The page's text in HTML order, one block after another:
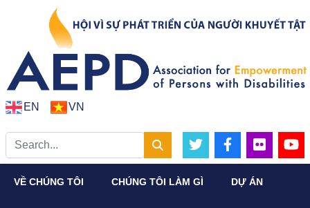
EN VN
VỀ CHÚNG TÔI CHÚNG TÔI LÀM GÌ DỰ ÁN